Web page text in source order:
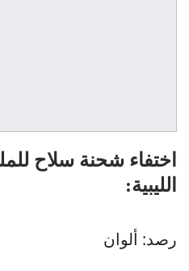
اختفاء شحنة سلاح
الليبية:
رصد: ألوان